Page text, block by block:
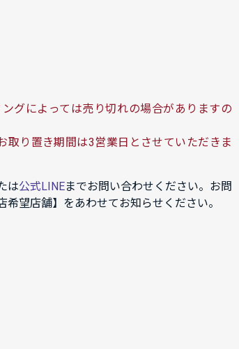
グによっては売り切れの場合がありますの
取り置き期間は3営業日とさせていただきま
は公式LINEまでお問い合わせください。お問
望店舗】をあわせてお知らせください。